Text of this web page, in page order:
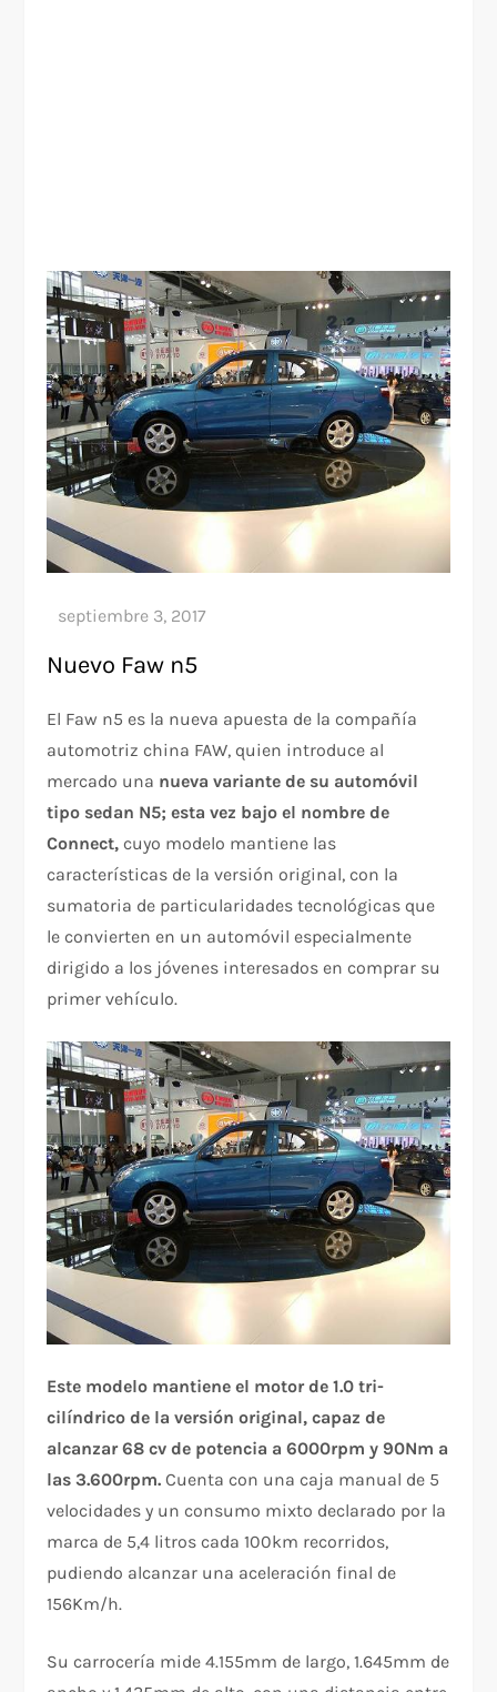
Nuevo Faw n5
El Faw n5 es la nueva apuesta de la compañía
automotriz china FAW, quien introduce al
mercado una nueva variante de su automóvil
tipo sedan N5; esta vez bajo el nombre de
Connect, cuyo modelo mantiene las
características de la versión original, con la
sumatoria de particularidades tecnológicas que
le convierten en un automóvil especialmente
dirigido a los jóvenes interesados en comprar su
primer vehículo.
Este modelo mantiene el motor de 1.0 tri-
cilíndrico de la versión original, capaz de
alcanzar 68 cv de potencia a 6000rpm y 90Nm a
las 3.600rpm.Cuenta con una caja manual de 5
velocidades y un consumo mixto declarado por la
marca de 5,4 litros cada 100km recorridos,
pudiendo alcanzar una aceleración final de
156Km/h.
Su carrocería mide 4.155mm de largo, 1.645mm de